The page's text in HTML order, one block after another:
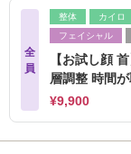
全
員
整体 カイロ
フェイシャル
【お試し顔
層調整 時間
¥9,900